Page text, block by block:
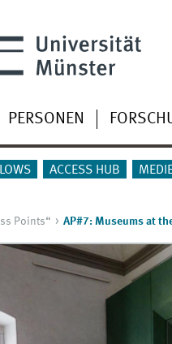
PERSONEN
ACCESS HUB
Points“ AP#7: Museums at